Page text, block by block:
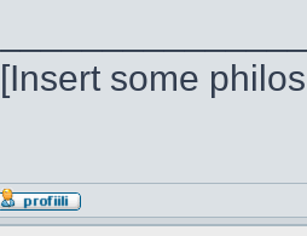
[Insert some